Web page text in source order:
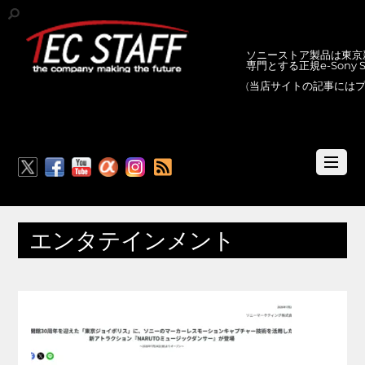
ソニーストア製品は東
専門とする正規e-Sony
(当店サイトの記事には
エンタテインメント